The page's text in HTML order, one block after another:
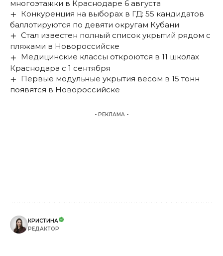
многоэтажки в Краснодаре 6 августа
Конкуренция на выборах в ГД: 55 кандидатов
баллотируются по девяти округам Кубани
Стал известен полный список укрытий рядом с
пляжами в Новороссийске
Медицинские классы откроются в 11 школах
Краснодара с 1 сентября
Первые модульные укрытия весом в 15 тонн
появятся в Новороссийске
- РЕКЛАМА -
КРИСТИНА
РЕДАКТОР